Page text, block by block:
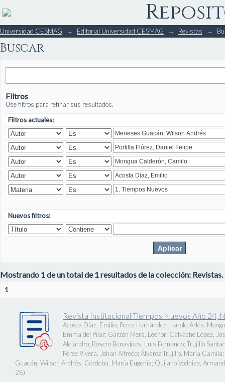
Buscar
Universidad CESMAG → Editorial Universidad CESMAG → Revistas →
Buscar
Filtros
Use filtros para refinar sus resultados.
Filtros actuales:
Nuevos filtros:
Mostrando 1 de un total de 1 resultados de la colección: Revistas.
1
Revista Institucional Tiempos Nuevos Año 24,
Acosta Díaz, Emilio; Pérez Hernández, Harold Arlés;
Emma del Pilar; Garzón Mera, Leonor; Calvache López,
Alejandro; Rosero Benavides, Luis Fernando; Trujillo
Pérez Rivera, Johan Alfredo; Álvarez Trujillo, María Camila;
Guacán, Wilson Andrés; Córdoba, María Eugenia; Quijano Vodniza,
26)